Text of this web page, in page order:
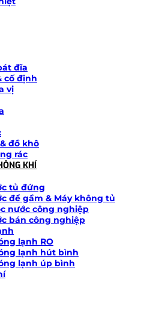
đĩa
cố định
vị
đồ khô
rác
KHÍ
tủ đứng
để gầm & Máy không tủ
nước công nghiệp
bán công nghiệp
lạnh RO
lạnh hút bình
lạnh úp bình